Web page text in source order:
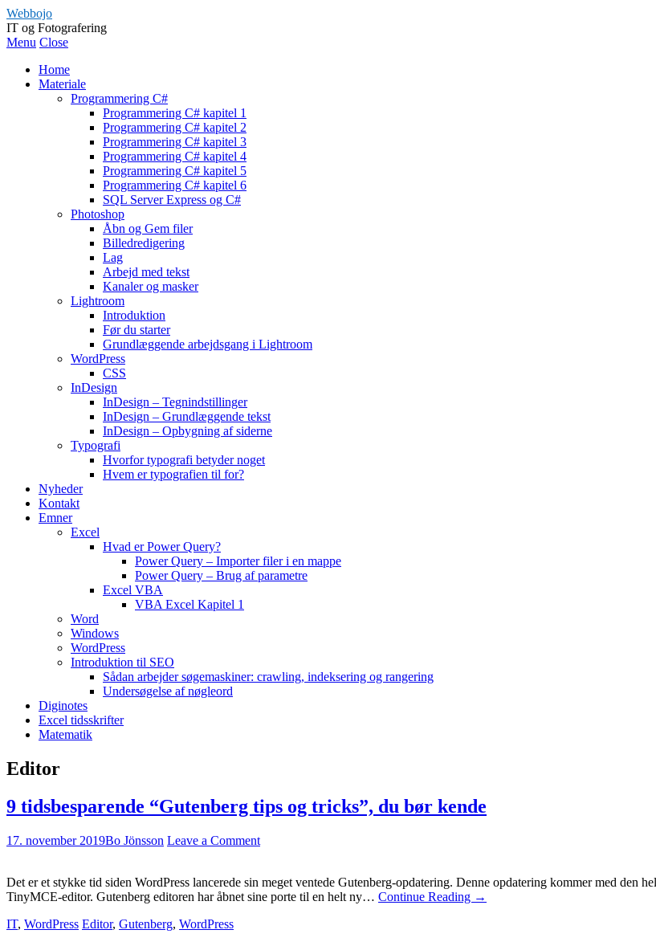
Webbojo
IT og Fotografering
Menu Close
Home
Materiale
Programmering C#
Programmering C# kapitel 1
Programmering C# kapitel 2
Programmering C# kapitel 3
Programmering C# kapitel 4
Programmering C# kapitel 5
Programmering C# kapitel 6
SQL Server Express og C#
Photoshop
Åbn og Gem filer
Billedredigering
Lag
Arbejd med tekst
Kanaler og masker
Lightroom
Introduktion
Før du starter
Grundlæggende arbejdsgang i Lightroom
WordPress
CSS
InDesign
InDesign – Tegnindstillinger
InDesign – Grundlæggende tekst
InDesign – Opbygning af siderne
Typografi
Hvorfor typografi betyder noget
Hvem er typografien til for?
Nyheder
Kontakt
Emner
Excel
Hvad er Power Query?
Power Query – Importer filer i en mappe
Power Query – Brug af parametre
Excel VBA
VBA Excel Kapitel 1
Word
Windows
WordPress
Introduktion til SEO
Sådan arbejder søgemaskiner: crawling, indeksering og rangering
Undersøgelse af nøgleord
Diginotes
Excel tidsskrifter
Matematik
Editor
9 tidsbesparende “Gutenberg tips og tricks”, du bør kende
17. november 2019Bo Jönsson Leave a Comment
Det er et stykke tid siden WordPress lancerede sin meget ventede Gutenberg-opdatering. Denne opdatering kommer med den
TinyMCE-editor. Gutenberg editoren har åbnet sine porte til en helt ny… Continue Reading →
IT, WordPress Editor, Gutenberg, WordPress